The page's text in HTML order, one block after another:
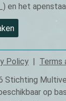
en het
Policy
Terms
Stichting
op